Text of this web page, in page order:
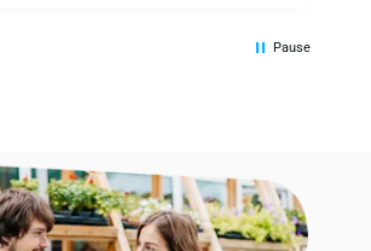
Pause